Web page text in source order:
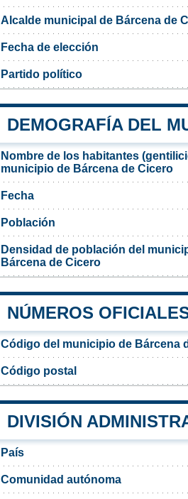
Alcalde municipal de Bárcena de
Fecha de elección
Partido político
DEMOGRAFÍA DEL
Nombre de los habitantes
municipio de Bárcena de Cicero
Fecha
Población
Densidad de población del
Bárcena de Cicero
NÚMEROS
Código del municipio de Bárcena
Código postal
DIVISIÓN
País
Comunidad autónoma